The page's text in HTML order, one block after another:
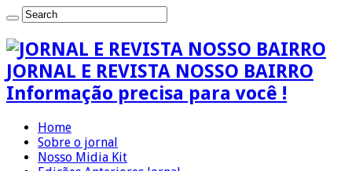
JORNAL E REVISTA NOSSO BAIRRO
Informação precisa para você !
Home
Sobre o jornal
Nosso Midia Kit